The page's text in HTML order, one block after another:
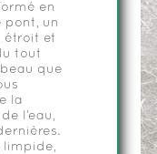
en
pont, un
étroit et
tout
que
la
l’eau,
limpide,